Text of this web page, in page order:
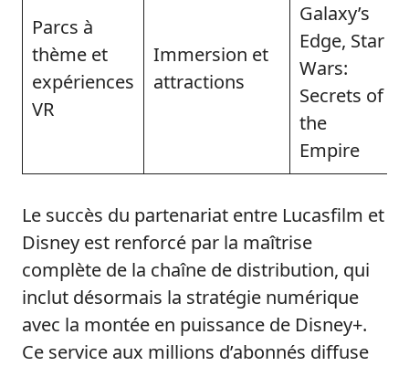
Parcs à
thème et
expériences
VR
Immersion et
attractions
Galaxy’s
Edge, Star
Wars:
Secrets of
the
Empire
Le succès du partenariat entre Lucasfilm et
Disney est renforcé par la maîtrise
complète de la chaîne de distribution, qui
inclut désormais la stratégie numérique
avec la montée en puissance de Disney+.
Ce service aux millions d’abonnés diffuse